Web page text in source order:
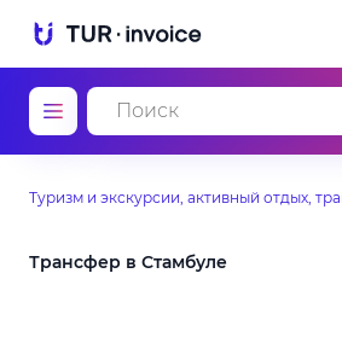
Туризм и экскурсии, активный отдых,
Трансфер в Стамбуле